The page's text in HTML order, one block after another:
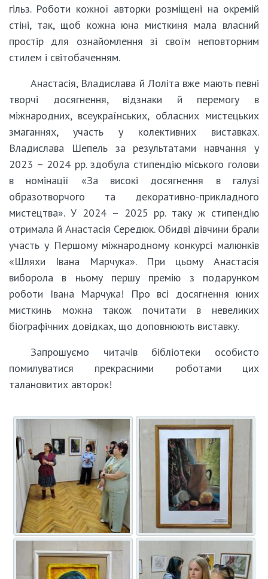
гільз. Роботи кожної авторки розміщені на окремій
стіні, так, щоб кожна юна мисткиня мала власний
простір для ознайомлення зі своїм неповторним
стилем і світобаченням.
Анастасія, Владислава й Лоліта вже мають певні
творчі досягнення, відзнаки й перемогу в
міжнародних, всеукраїнських, обласних мистецьких
змаганнях, участь у колективних виставках.
Владислава Шепель за результатами навчання у
2023 – 2024 рр. здобула стипендію міського голови
в номінації «За високі досягнення в галузі
образотворчого та декоративно-прикладного
мистецтва». У 2024 – 2025 рр. таку ж стипендію
отримала й Анастасія Середюк. Обидві дівчини брали
участь у Першому міжнародному конкурсі малюнків
«Шляхи Івана Марчука». При цьому Анастасія
виборола в ньому першу премію з подарунком
роботи Івана Марчука! Про всі досягнення юних
мисткинь можна також почитати в невеликих
біографічних довідках, що доповнюють виставку.
Запрошуємо читачів бібліотеки особисто
помилуватися прекрасними роботами цих
талановитих авторок!